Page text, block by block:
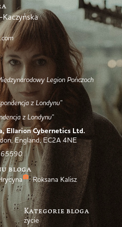
Legion Pończoch
z Londynu”
z Londynu”
Ellarion Cybernetics Ltd.
England, EC2A 4NE
bloga
Roksana Kalisz
Kategorie bloga
życie